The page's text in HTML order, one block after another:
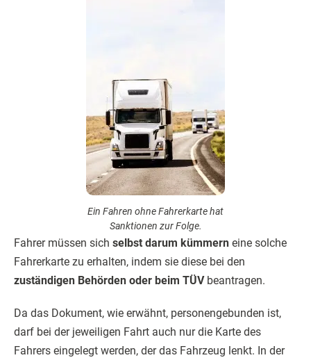
Ein Fahren ohne Fahrerkarte hat
Sanktionen zur Folge.
Fahrer müssen sich selbst darum kümmern eine solche
Fahrerkarte zu erhalten, indem sie diese bei den
zuständigen Behörden oder beim TÜVbeantragen.
Da das Dokument, wie erwähnt, personengebunden ist,
darf bei der jeweiligen Fahrt auch nur die Karte des
Fahrers eingelegt werden, der das Fahrzeug lenkt. In der